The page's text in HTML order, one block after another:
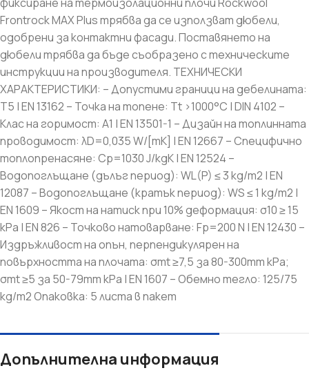
Frontrock MAX Plus трябва да се използват дюбели,
одобрени за контактни фасади. Поставянето на
дюбели трябва да бъде съобразено с техническите
инструкции на производителя. ТЕХНИЧЕСКИ
ХАРАКТЕРИСТИКИ: – Допустими граници на дебелината:
T5 | EN 13162 – Точка на топене: Tt >1000°C | DIN 4102 –
Клас на горимост: A1 | EN 13501-1 – Дизайн на топлинната
проводимост: λD=0,035 W/[mK] | EN 12667 – Специфично
топлопренасяне: Cp=1030 J/kgK | EN 12524 –
Водопоглъщане (дълъг период): WL(P) ≤ 3 kg/m2 | EN
12087 – Водопоглъщане (кратък период): WS ≤ 1 kg/m2 |
EN 1609 – Якост на натиск при 10% деформация: σ10 ≥ 15
kPa | EN 826 – Точково натоварване: Fp=200 N | EN 12430 –
Издръжливост на опън, перпендикулярен на
повърхността на плочата: σmt ≥7,5 за 80-300mm kPa;
σmt ≥5 за 50-79mm kPa | EN 1607 – Обемно тегло: 125/75
kg/m2 Опаковка: 5 листа в пакет
Допълнителна информация